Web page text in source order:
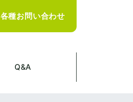
各種お問い合わせ
Q&A